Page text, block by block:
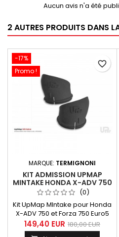
Aucun avis n'a été
2 AUTRES PRODUITS DANS
-17%
Promo !
MARQUE: TERMIGNONI
KIT ADMISSION UPMAP
MINTAKE HONDA X-ADV 750
/ FORZA 750 EURO5 ET
EURO5+
(0)
Kit UpMap MIntake pour Honda
X-ADV 750 et Forza 750 Euro5
et Euro5+. Améliore les
performances moteur (+2,4 ch
149,40 EUR 180,00 EUR
favorite_border